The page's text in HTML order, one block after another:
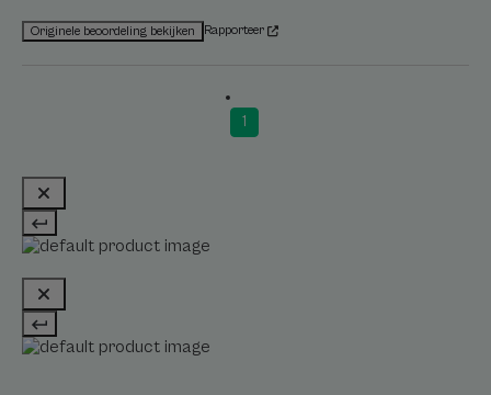
Originele beoordeling bekijken Rapporteer
1